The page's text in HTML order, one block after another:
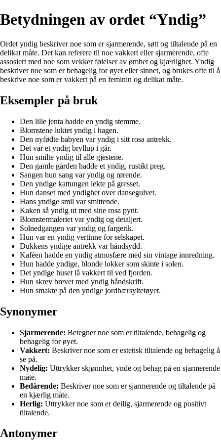
Betydningen av ordet “Yndig”
Ordet yndig beskriver noe som er sjarmerende, søtt og tiltalende på en
delikat måte. Det kan referere til noe vakkert eller sjarmerende, ofte
assosiert med noe som vekker følelser av ømhet og kjærlighet. Yndig
beskriver noe som er behagelig for øyet eller sinnet, og brukes ofte til å
beskrive noe som er vakkert på en feminin og delikat måte.
Eksempler på bruk
Den lille jenta hadde en yndig stemme.
Blomstene luktet yndig i hagen.
Den nyfødte babyen var yndig i sitt rosa antrekk.
Det var et yndig bryllup i går.
Hun smilte yndig til alle gjestene.
Den gamle gården hadde et yndig, rustikt preg.
Sangen hun sang var yndig og rørende.
Den yndige kattungen lekte på gresset.
Hun danset med yndighet over dansegulvet.
Hans yndige smil var smittende.
Kaken så yndig ut med sine rosa pynt.
Blomstermaleriet var yndig og detaljert.
Solnedgangen var yndig og fargerik.
Hun var en yndig vertinne for selskapet.
Dukkens yndige antrekk var håndsydd.
Kaféen hadde en yndig atmosfære med sin vintage innredning.
Hun hadde yndige, blonde lokker som skinte i solen.
Det yndige huset lå vakkert til ved fjorden.
Hun skrev brevet med yndig håndskrift.
Hun smakte på den yndige jordbærsyltetøyet.
Synonymer
Sjarmerende: Betegner noe som er tiltalende, behagelig og
behagelig for øyet.
Vakkert: Beskriver noe som er estetisk tiltalende og behagelig å
se på.
Nydelig: Uttrykker skjønnhet, ynde og behag på en sjarmerende
måte.
Bedårende: Beskriver noe som er sjarmerende og tiltalende på
en kjærlig måte.
Herlig: Uttrykker noe som er deilig, sjarmerende og positivt
tiltalende.
Antonymer